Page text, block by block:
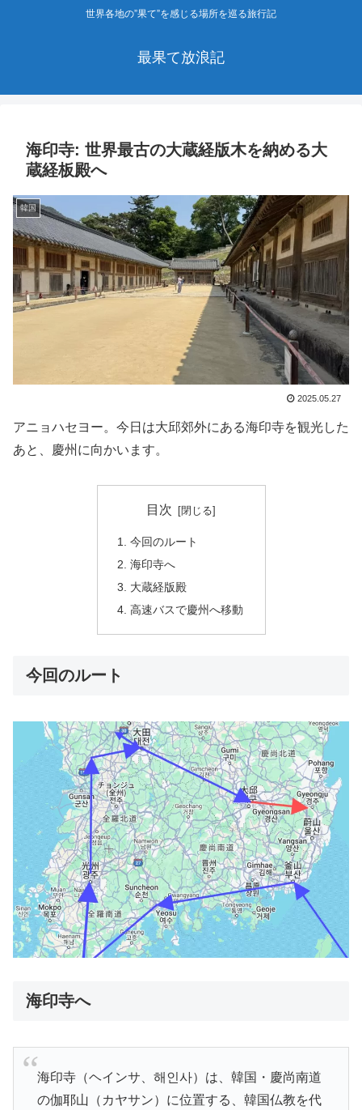
世界各地の”果て”を感じる場所を巡る旅行記
最果て放浪記
海印寺: 世界最古の大蔵経版木を納める大
蔵経板殿へ
韓国
2025.05.27
アニョハセヨー。今日は大邱郊外にある海印寺を観光した
あと、慶州に向かいます。
目次
今回のルート
海印寺へ
大蔵経版殿
高速バスで慶州へ移動
今回のルート
海印寺へ
海印寺（ヘインサ、해인사）は、韓国・慶尚南道
の伽耶山（カヤサン）に位置する、韓国仏教を代